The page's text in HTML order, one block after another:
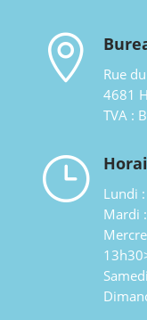

Rue
4681
TVA :
}
Lundi
Mardi